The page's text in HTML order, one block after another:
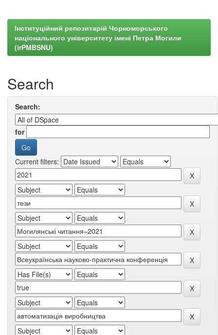
Інституційний репозитарій Чорноморського
національного університету імені Петра Могили
(irPMBSNU)
Search
Search:
for
Current filters: